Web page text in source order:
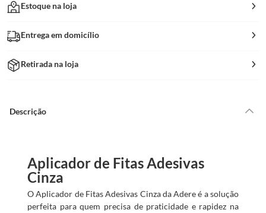
Estoque na loja
Entrega em domicílio
Retirada na loja
Descrição
Aplicador de Fitas Adesivas
Cinza
O Aplicador de Fitas Adesivas Cinza da Adere é a solução
perfeita para quem precisa de praticidade e rapidez na